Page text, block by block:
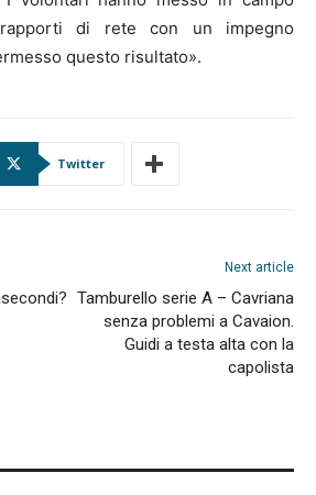
di rete con un impegno
questo risultato».
Twitter
Next article
Tamburello serie A – Cavriana
senza problemi a Cavaion.
Guidi a testa alta con la
capolista